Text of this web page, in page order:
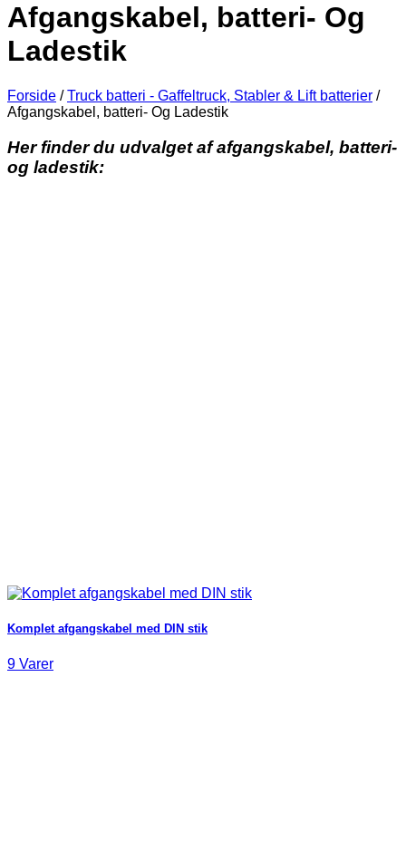
Afgangskabel, batteri- Og
Ladestik
Forside / Truck batteri - Gaffeltruck, Stabler & Lift batterier /
Afgangskabel, batteri- Og Ladestik
Her finder du udvalget af afgangskabel, batteri-
og ladestik:
Komplet afgangskabel med DIN stik
9 Varer